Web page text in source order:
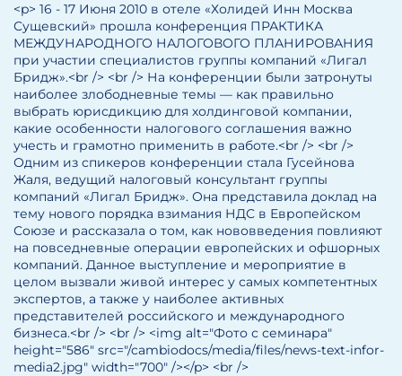
<p> 16 - 17 Июня 2010 в отеле «Холидей Инн Москва
Сущевский» прошла конференция ПРАКТИКА
МЕЖДУНАРОДНОГО НАЛОГОВОГО ПЛАНИРОВАНИЯ
при участии специалистов группы компаний «Лигал
Бридж».<br /> <br /> На конференции были затронуты
наиболее злободневные темы — как правильно
выбрать юрисдикцию для холдинговой компании,
какие особенности налогового соглашения важно
учесть и грамотно применить в работе.<br /> <br />
Одним из спикеров конференции стала Гусейнова
Жаля, ведущий налоговый консультант группы
компаний «Лигал Бридж». Она представила доклад на
тему нового порядка взимания НДС в Европейском
Союзе и рассказала о том, как нововведения повлияют
на повседневные операции европейских и офшорных
компаний. Данное выступление и мероприятие в
целом вызвали живой интерес у самых компетентных
экспертов, а также у наиболее активных
представителей российского и международного
бизнеса.<br /> <br /> <img alt="Фото с семинара"
height="586" src="/cambiodocs/media/files/news-text-infor-
media2.jpg" width="700" /></p> <br />